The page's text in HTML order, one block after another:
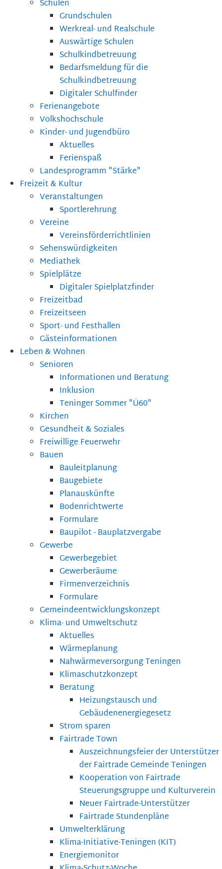
Schulen
Grundschulen
Werkreal- und Realschule
Auswärtige Schulen
Schulkindbetreuung
Bedarfsmeldung für die
Schulkindbetreuung
Digitaler Schulfinder
Ferienangebote
Volkshochschule
Kinder- und Jugendbüro
Aktuelles
Ferienspaß
Landesprogramm "Stärke"
Freizeit & Kultur
Veranstaltungen
Sportlerehrung
Vereine
Vereinsförderrichtlinien
Sehenswürdigkeiten
Mediathek
Spielplätze
Digitaler Spielplatzfinder
Freizeitbad
Freizeitseen
Sport- und Festhallen
Gästeinformationen
Leben & Wohnen
Senioren
Informationen und Beratung
Inklusion
Teninger Sommer "Ü60"
Kirchen
Gesundheit & Soziales
Freiwillige Feuerwehr
Bauen
Bauleitplanung
Baugebiete
Planauskünfte
Bodenrichtwerte
Formulare
Baupilot - Bauplatzvergabe
Gewerbe
Gewerbegebiet
Gewerberäume
Firmenverzeichnis
Formulare
Gemeindeentwicklungskonzept
Klima- und Umweltschutz
Aktuelles
Wärmeplanung
Nahwärmeversorgung Teningen
Klimaschutzkonzept
Beratung
Heizungstausch und
Gebäudenenergiegesetz
Strom sparen
Fairtrade Town
Auszeichnungsfeier der Unterstützer
der Fairtrade Gemeinde Teningen
Kooperation von Fairtrade
Steuerungsgruppe und Kulturverein
Neuer Fairtrade-Unterstützer
Fairtrade Stundenpläne
Umwelterklärung
Klima-Initiative-Teningen (KIT)
Energiemonitor